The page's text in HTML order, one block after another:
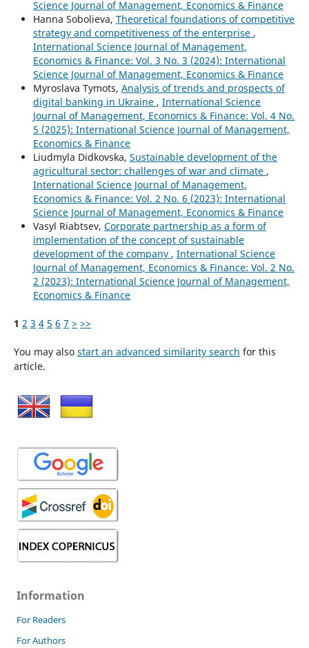
Science Journal of Management, Economics & Finance
Hanna Sobolіeva, Theoretical foundations of competitive
strategy and competitiveness of the enterprise ,
International Science Journal of Management,
Economics & Finance: Vol. 3 No. 3 (2024): International
Science Journal of Management, Economics & Finance
Myroslava Tymots, Analysis of trends and prospects of
digital banking in Ukraine , International Science
Journal of Management, Economics & Finance: Vol. 4 No.
5 (2025): International Science Journal of Management,
Economics & Finance
Liudmyla Didkovska, Sustainable development of the
agricultural sector: challenges of war and climate ,
International Science Journal of Management,
Economics & Finance: Vol. 2 No. 6 (2023): International
Science Journal of Management, Economics & Finance
Vasyl Riabtsev, Corporate partnership as a form of
implementation of the concept of sustainable
development of the company , International Science
Journal of Management, Economics & Finance: Vol. 2 No.
2 (2023): International Science Journal of Management,
Economics & Finance
1 2 3 4 5 6 7 > >>
You may also start an advanced similarity search for this
article.
Information
For Readers
For Authors